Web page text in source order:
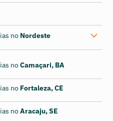
no Nordeste
noCamaçari, BA
no Fortaleza, CE
noAracaju, SE